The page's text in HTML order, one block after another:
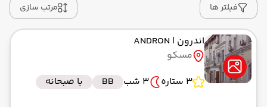
حرکت از مبدا: 06:15
به فرودگاه بین‌المللی شرمتیوو SVO
رسیدن به مقصد : 10:35
ماهان -Economy
مدت سفر: 04:20
فیلتر ها مرتب سازی
اندرون | ANDRON
مسکو
3 ستاره
3 شب BB با صبحانه